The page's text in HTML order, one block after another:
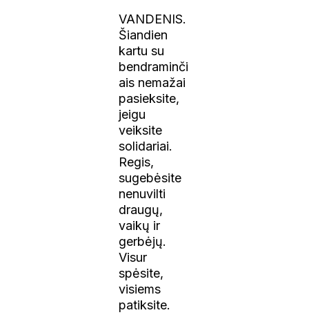
VANDENIS.
Šiandien
kartu su
bendraminči
ais nemažai
pasieksite,
jeigu
veiksite
solidariai.
Regis,
sugebėsite
nenuvilti
draugų,
vaikų ir
gerbėjų.
Visur
spėsite,
visiems
patiksite.